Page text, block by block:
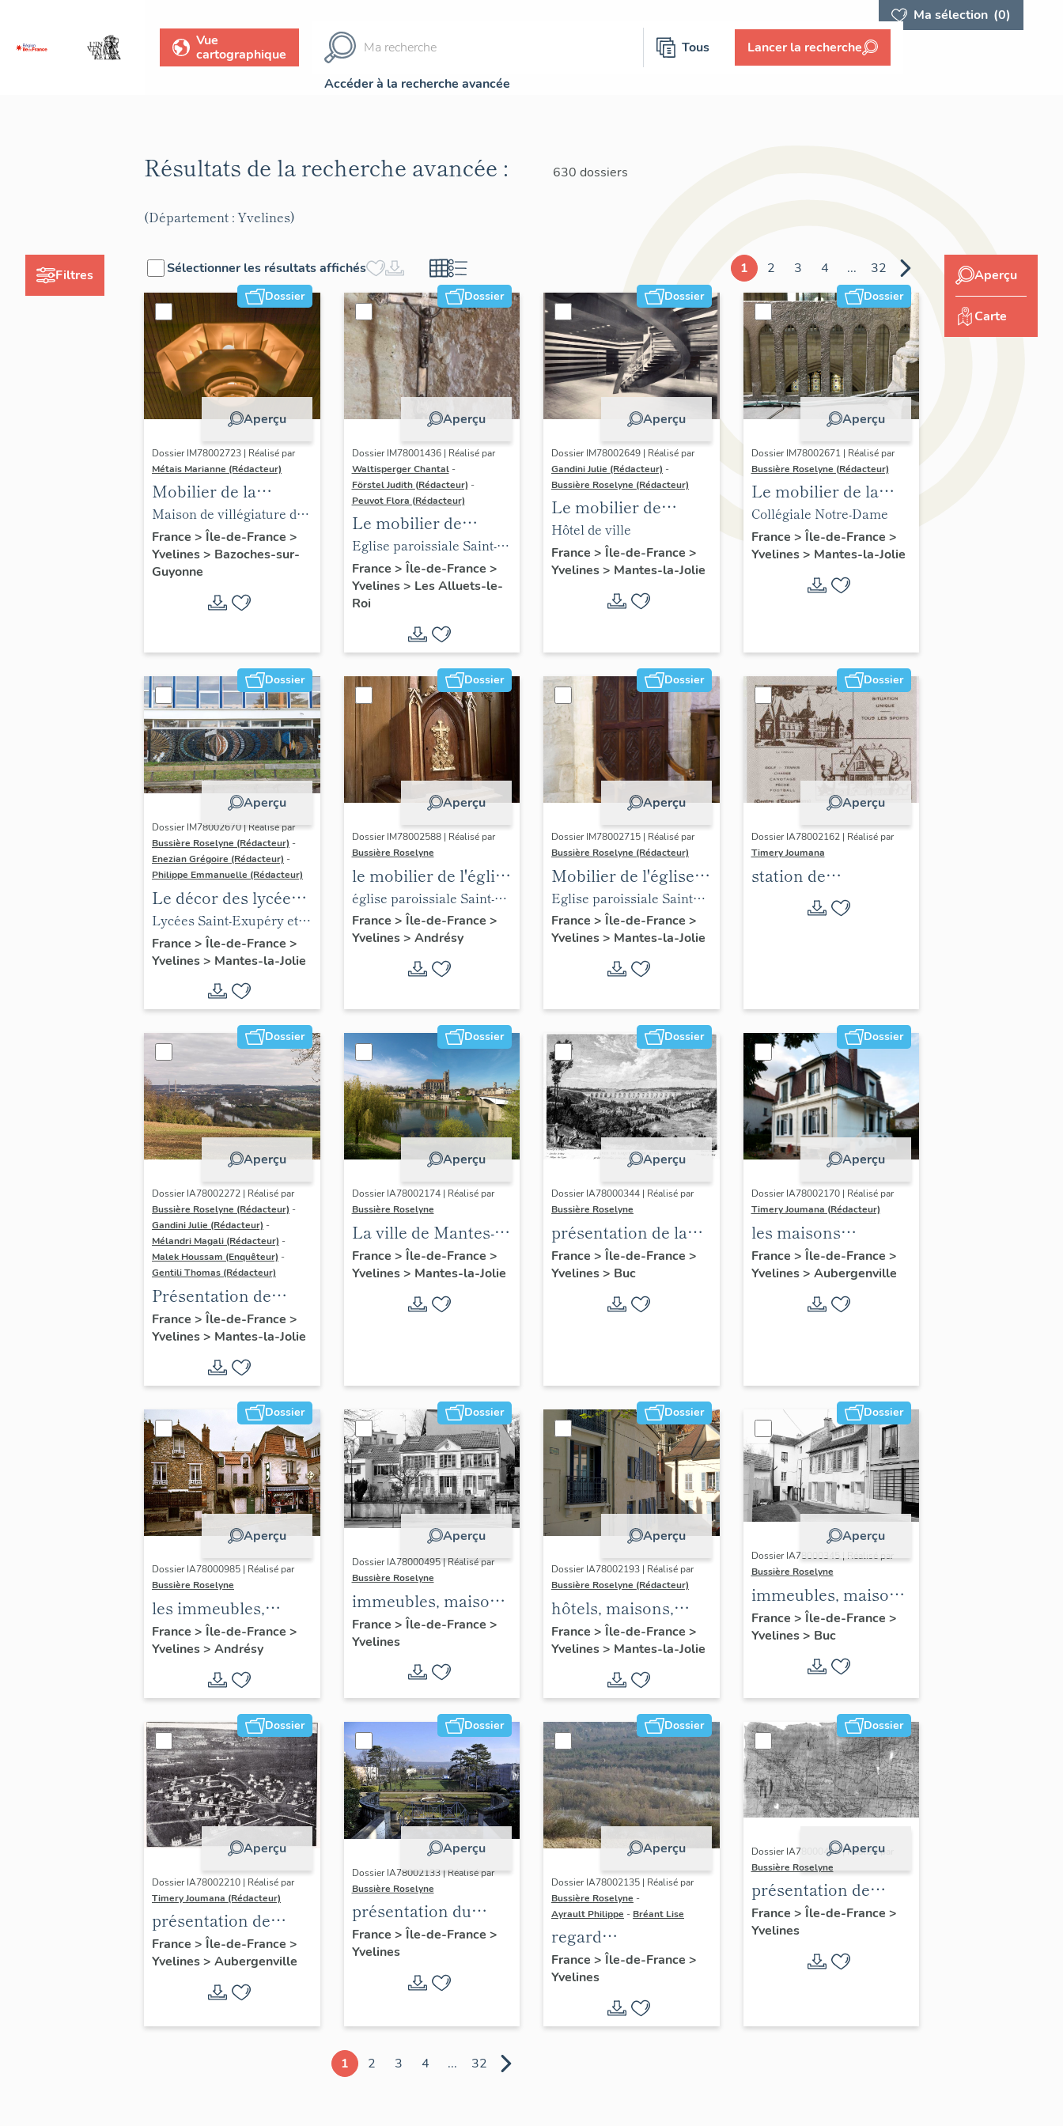
Ma sélection (0)
Vue
cartographique
Tous Lancer la recherche
Accéder à la recherche avancée
Filtres
Résultats de la recherche avancée : 630 dossiers
(Département : Yvelines)
Sélectionner les résultats affichés 1 2 3 4 ... 32
Dossier
Aperçu
Dossier IM78002723 | Réalisé par
Métais Marianne (Rédacteur)
Mobilier de la
maison Louis Carré
Maison de villégiature dite
maison Louis Carré
France > Île-de-France >
Yvelines> Bazoches-sur-
Guyonne
Dossier
Aperçu
Dossier IM78001436 | Réalisé par
Waltisperger Chantal -
Förstel Judith (Rédacteur) -
Peuvot Flora (Rédacteur)
Le mobilier de
l'église paroissiale
Saint-Nicolas
Eglise paroissiale Saint-
Nicolas
France > Île-de-France >
Yvelines> Les Alluets-le-
Roi
Dossier
Aperçu
Dossier IM78002649 | Réalisé par
Gandini Julie (Rédacteur) -
Bussière Roselyne (Rédacteur)
Le mobilier de
l'hôtel de ville
Hôtel de ville
France > Île-de-France >
Yvelines> Mantes-la-Jolie
Dossier
Aperçu
Dossier IM78002671 | Réalisé par
Bussière Roselyne (Rédacteur)
Le mobilier de la
collégiale
Collégiale Notre-Dame
France > Île-de-France >
Yvelines> Mantes-la-Jolie
Dossier
Aperçu
Dossier IM78002670 | Réalisé par
Bussière Roselyne (Rédacteur) -
Enezian Grégoire (Rédacteur) -
Philippe Emmanuelle (Rédacteur)
Le décor des lycées
de Mantes
Lycées Saint-Exupéry et
Jean Rostand
France > Île-de-France >
Yvelines> Mantes-la-Jolie
Dossier
Aperçu
Dossier IM78002588 | Réalisé par
Bussière Roselyne
le mobilier de l'église
Saint-Germain-de-
Paris (liste
supplémentaire)
église paroissiale Saint-
Germain
France > Île-de-France >
Yvelines> Andrésy
Dossier
Aperçu
Dossier IM78002715 | Réalisé par
Bussière Roselyne (Rédacteur)
Mobilier de l'église
Sainte-Anne de
Gassicourt
Eglise paroissiale Sainte-
Anne
France > Île-de-France >
Yvelines> Mantes-la-Jolie
Dossier
Aperçu
Dossier IA78002162 | Réalisé par
Timery Joumana
station de
villégiature
d'Elisabethville
Dossier
Aperçu
Dossier IA78002272 | Réalisé par
Bussière Roselyne (Rédacteur) -
Gandini Julie (Rédacteur) -
Mélandri Magali (Rédacteur) -
Malek Houssam (Enquêteur) -
Gentili Thomas (Rédacteur)
Présentation de
l'étude
France > Île-de-France >
Yvelines> Mantes-la-Jolie
Dossier
Aperçu
Dossier IA78002174 | Réalisé par
Bussière Roselyne
La ville de Mantes-la-
Jolie
France > Île-de-France >
Yvelines> Mantes-la-Jolie
Dossier
Aperçu
Dossier IA78000344 | Réalisé par
Bussière Roselyne
présentation de la
commune de Buc
France > Île-de-France >
Yvelines> Buc
Dossier
Aperçu
Dossier IA78002170 | Réalisé par
Timery Joumana (Rédacteur)
les maisons
d'Elisabethville
France > Île-de-France >
Yvelines> Aubergenville
Dossier
Aperçu
Dossier IA78000985 | Réalisé par
Bussière Roselyne
les immeubles,
maisons et fermes
du canton d'Andrésy
France > Île-de-France >
Yvelines> Andrésy
Dossier
Aperçu
Dossier IA78000495 | Réalisé par
Bussière Roselyne
immeubles, maisons,
fermes
France > Île-de-France >
Yvelines
Dossier
Aperçu
Dossier IA78002193 | Réalisé par
Bussière Roselyne (Rédacteur)
hôtels, maisons,
immeubles
France > Île-de-France >
Yvelines> Mantes-la-Jolie
Dossier
Aperçu
Dossier IA78000345 | Réalisé par
Bussière Roselyne
immeubles, maisons,
fermes
France > Île-de-France >
Yvelines> Buc
Dossier
Aperçu
Dossier IA78002210 | Réalisé par
Timery Joumana (Rédacteur)
présentation de
l'étude
d'Elisabethville
France > Île-de-France >
Yvelines> Aubergenville
Dossier
Aperçu
Dossier IA78002133 | Réalisé par
Bussière Roselyne
présentation du
diagnostic
patrimonial, urbain
et paysager de Seine-
France > Île-de-France >
Yvelines
Dossier
Aperçu
Dossier IA78002135 | Réalisé par
Bussière Roselyne -
Ayrault Philippe - Bréant Lise
regard
photographique sur
le territoire de Seine-
France > Île-de-France >
Yvelines
Dossier
Aperçu
Dossier IA78000496 | Réalisé par
Bussière Roselyne
présentation de
l'étude du
patrimoine de l'aire
d'étude Versailles
périphérie sud
France > Île-de-France >
Yvelines
1 2 3 4 ... 32
Aperçu
Carte